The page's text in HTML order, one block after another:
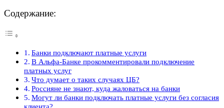
Содержание:
Банки подключают платные услуги
В Альфа-Банке прокомментировали подключение
платных услуг
Что думает о таких случаях ЦБ?
Россияне не знают, куда жаловаться на банки
Могут ли банки подключать платные услуги без согласия